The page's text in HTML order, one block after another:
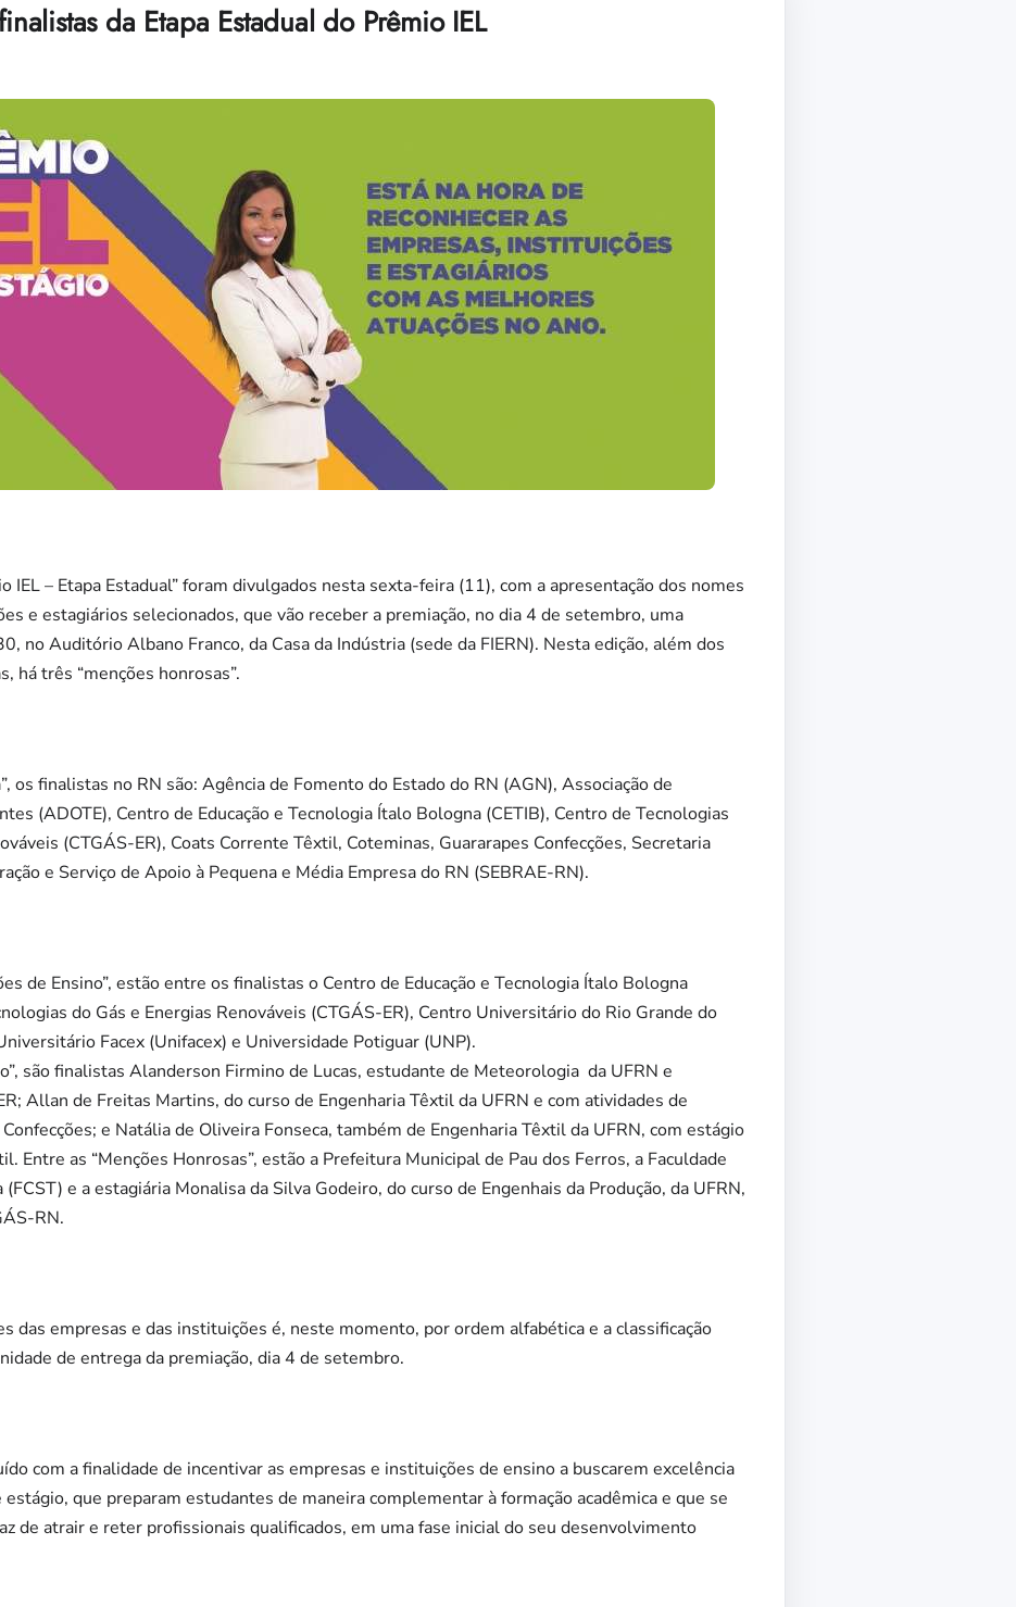
da Etapa Estadual do Prêmio IEL
IEL – Etapa Estadual” foram divulgados nesta sexta-feira (11), com a apresentação dos nomes
e estagiários selecionados, que vão receber a premiação, no dia 4 de setembro, uma
no Auditório Albano Franco, da Casa da Indústria (sede da FIERN). Nesta edição, além dos
há três “menções honrosas”.
os finalistas no RN são: Agência de Fomento do Estado do RN (AGN), Associação de
(ADOTE), Centro de Educação e Tecnologia Ítalo Bologna (CETIB), Centro de Tecnologias
(CTGÁS-ER), Coats Corrente Têxtil, Coteminas, Guararapes Confecções, Secretaria
e Serviço de Apoio à Pequena e Média Empresa do RN (SEBRAE-RN).
de Ensino”, estão entre os finalistas o Centro de Educação e Tecnologia Ítalo Bologna
do Gás e Energias Renováveis (CTGÁS-ER), Centro Universitário do Rio Grande do
Facex (Unifacex) e Universidade Potiguar (UNP).
são finalistas Alanderson Firmino de Lucas, estudante de Meteorologia da UFRN e
Allan de Freitas Martins, do curso de Engenharia Têxtil da UFRN e com atividades de
e Natália de Oliveira Fonseca, também de Engenharia Têxtil da UFRN, com estágio
Entre as “Menções Honrosas”, estão a Prefeitura Municipal de Pau dos Ferros, a Faculdade
e a estagiária Monalisa da Silva Godeiro, do curso de Engenhais da Produção, da UFRN,
RN.
das empresas e das instituições é, neste momento, por ordem alfabética e a classificação
de entrega da premiação, dia 4 de setembro.
com a finalidade de incentivar as empresas e instituições de ensino a buscarem excelência
que preparam estudantes de maneira complementar à formação acadêmica e que se
de atrair e reter profissionais qualificados, em uma fase inicial do seu desenvolvimento